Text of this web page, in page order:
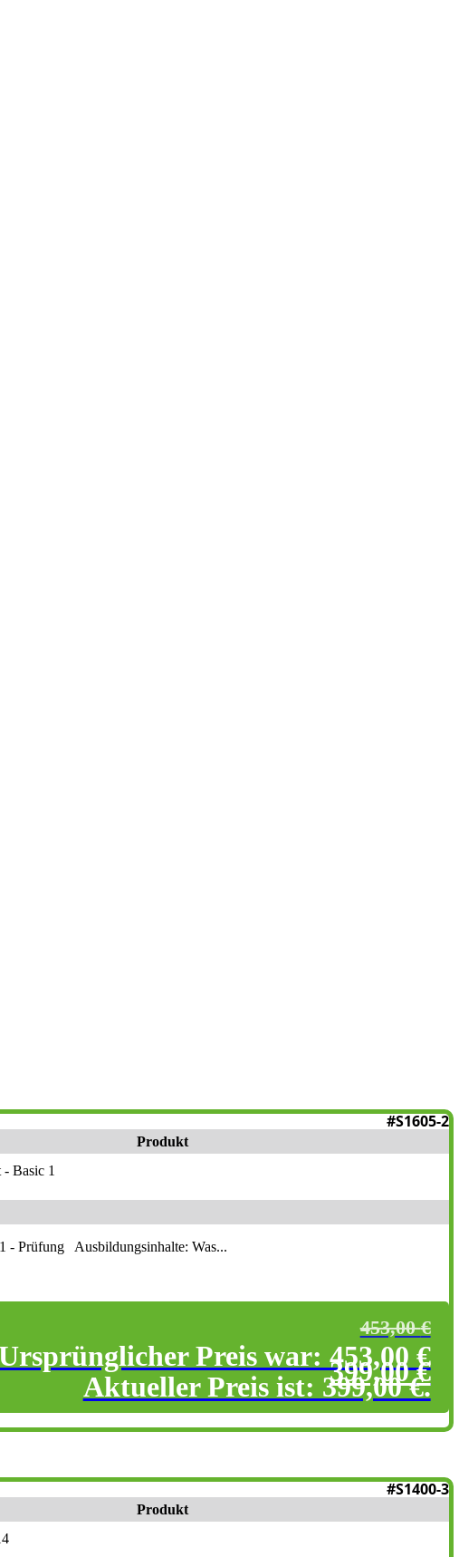
#S1605-2
Produkt
Basic 1
- Prüfung Ausbildungsinhalte: Was...
453,00€
Preis war: 453,00 €
399,00€
Aktueller Preis ist: 399,00 €.
#S1400-3
Produkt